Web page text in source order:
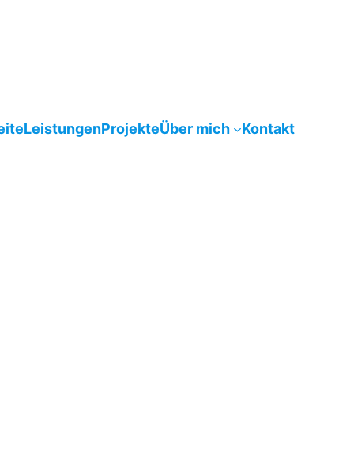
LeistungenProjekteÜber mich Kontakt